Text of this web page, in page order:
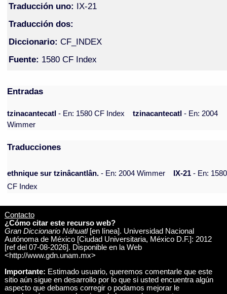
Traducción uno: IX-21
Traducción dos:
Diccionario: CF_INDEX
Fuente: 1580 CF Index
Entradas
tzinacantecatl- En: 1580 CF Index tzinacantecatl- En: 2004
Wimmer
Traducciones
ethnique sur tzinâcantlân. - En: 2004 Wimmer IX-21 - En: 1580
CF Index
Contacto
¿Cómo citar este recurso web?
Gran Diccionario Náhuatl[en línea]. Universidad Nacional
Autónoma de México [Ciudad Universitaria, México D.F.]: 2012
[ref del 07-08-2026]. Disponible en la Web
<http://www.gdn.unam.mx>
Importante: Estimado usuario, queremos comentarle que este
sitio aún sigue en desarrollo por lo que si usted encuentra algún
aspecto que debamos corregir o podamos mejorar le